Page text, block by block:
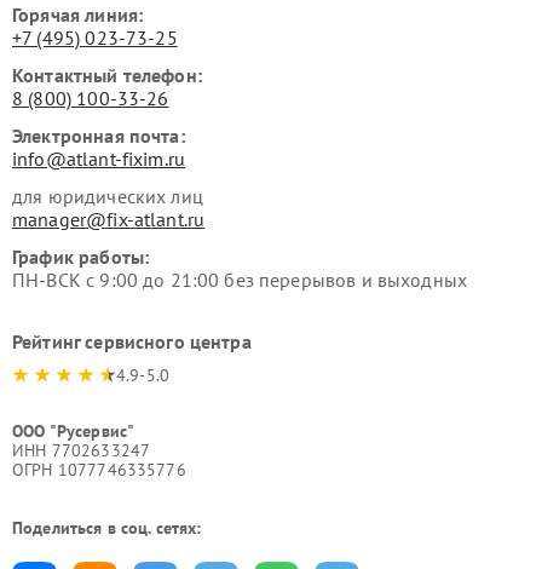
Горячая линия:
+7 (495) 023-73-25
Контактный телефон:
8 (800) 100-33-26
Электронная почта:
info@atlant-fixim.ru
для юридических лиц
manager@fix-atlant.ru
График работы:
ПН-ВСК с 9:00 до 21:00 без перерывов и выходных
Рейтинг сервисного центра
4.9-5.0
ООО "Русервис"
ИНН 7702633247
ОГРН 1077746335776
Поделиться в соц. сетях: